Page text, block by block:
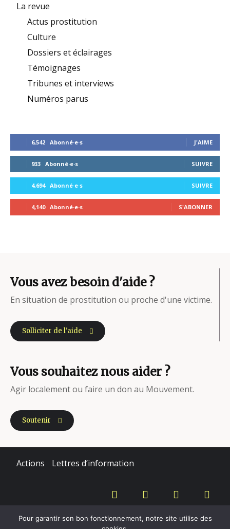
La revue
Actus prostitution
Culture
Dossiers et éclairages
Témoignages
Tribunes et interviews
Numéros parus
6,542 Abonné·e·s J'AIME
933 Abonné·e·s SUIVRE
4,694 Abonné·e·s SUIVRE
4,140 Abonné·e·s S'ABONNER
Vous avez besoin d'aide ?
En situation de prostitution ou proche d'une victime.
Solliciter de l'aide
Vous souhaitez nous aider ?
Agir localement ou faire un don au Mouvement.
Soutenir
Actions Lettres d’information
Copyright - Mouvement du Nid - 2020
Pour garantir son bon fonctionnement, notre site utilise des